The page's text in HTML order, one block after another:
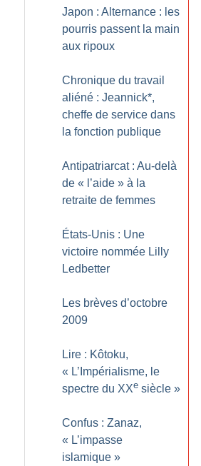
Japon : Alternance : les
pourris passent la main
aux ripoux
Chronique du travail
aliéné : Jeannick*,
cheffe de service dans
la fonction publique
Antipatriarcat : Au-delà
de « l’aide » à la
retraite de femmes
États-Unis : Une
victoire nommée Lilly
Ledbetter
Les brèves d’octobre
2009
Lire : Kôtoku,
« L’Impérialisme, le
spectre du XXe siècle »
Confus : Zanaz,
« L’impasse
islamique »